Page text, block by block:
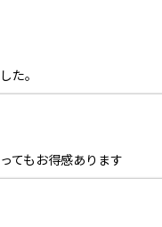
た。
てもお得感あります